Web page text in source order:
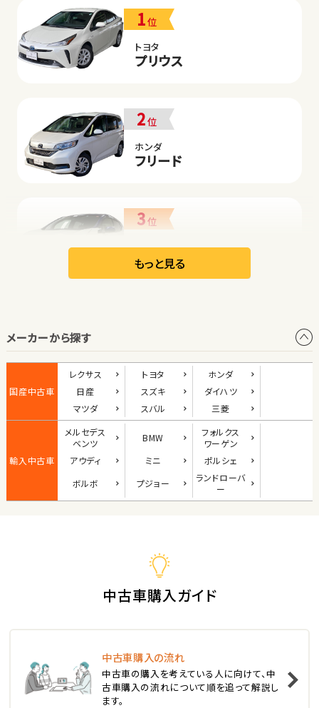
1位
トヨタ
プリウス
2位
ホンダ
フリード
3位
日産
リーフ
1位
ダイハツ
コペン
2
ロードスター
ホンダ
S660
1位
もっと見る
メーカーから探す
国産中古車
レクサス トヨタ
ホンダ
日産
スズキ
ダイハツ
マツダ
スバル 三菱
輸入中古車
メルセデス
ベンツ
BMW
フォルクス
ワーゲン
アウディ
ミニ
ポルシェ
ボルボ
プジョー ランドローバ
ー
中古車購入ガイド
中古車購入の流れ
中古車の購入を考えている人に向けて、中
古車購入の流れについて順を追って解説し
ます。